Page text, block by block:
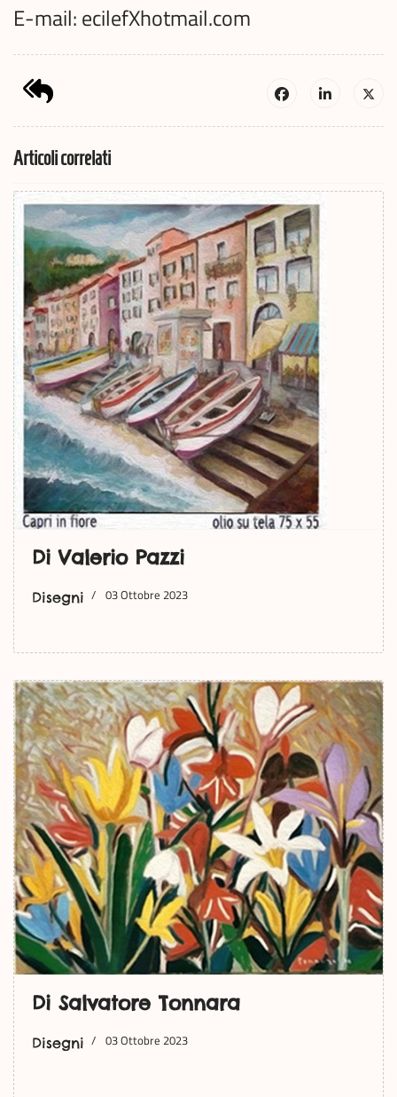
E-mail: ecilefXhotmail.com
Articoli correlati
Di Valerio Pazzi
Disegni 03 Ottobre 2023
Di Salvatore Tonnara
Disegni 03 Ottobre 2023